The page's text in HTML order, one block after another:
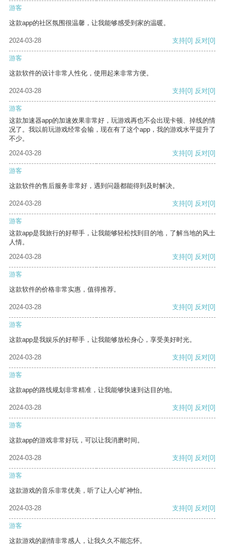
游客
这款app的社区氛围很温馨，让我能够感受到家的温暖。
2024-03-28 支持[0] 反对[0]
游客
这款软件的设计非常人性化，使用起来非常方便。
2024-03-28 支持[0] 反对[0]
游客
这款加速器app的加速效果非常好，玩游戏再也不会出现卡顿、掉线的情
况了。我以前玩游戏经常会输，现在有了这个app，我的游戏水平提升了
不少。
2024-03-28
支持[0] 反对[0]
游客
这款软件的售后服务非常好，遇到问题都能得到及时解决。
2024-03-28 支持[0] 反对[0]
游客
这款app是我旅行的好帮手，让我能够轻松找到目的地，了解当地的风土
人情。
2024-03-28
支持[0] 反对[0]
游客
这款软件的价格非常实惠，值得推荐。
2024-03-28 支持[0] 反对[0]
游客
这款app是我娱乐的好帮手，让我能够放松身心，享受美好时光。
2024-03-28 支持[0] 反对[0]
游客
这款app的路线规划非常精准，让我能够快速到达目的地。
2024-03-28 支持[0] 反对[0]
游客
这款app的游戏非常好玩，可以让我消磨时间。
2024-03-28 支持[0] 反对[0]
游客
这款游戏的音乐非常优美，听了让人心旷神怡。
2024-03-28 支持[0] 反对[0]
游客
这款游戏的剧情非常感人，让我久久不能忘怀。